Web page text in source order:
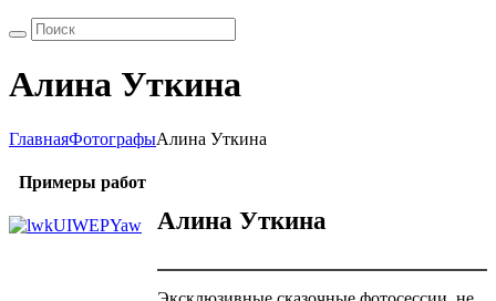
Алина Уткина
ГлавнаяФотографыАлина Уткина
Алина Уткина
Примеры работ